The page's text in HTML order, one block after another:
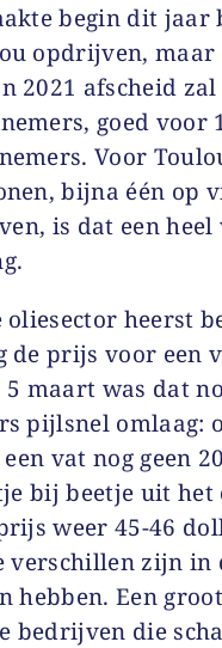
begin dit jaar
opdrijven, maar
2021 afscheid
goed voor
Voor
bijna één op
is dat een
oliesector heerst
de prijs voor een
5 maart was dat
pijlsnel omlaag:
vat nog geen
bij beetje uit het
weer 45-46
verschillen zijn in
hebben. Een
bedrijven die